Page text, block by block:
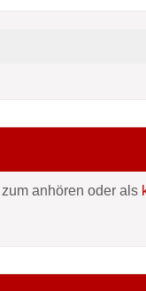
anhören oder als